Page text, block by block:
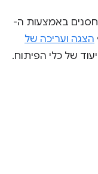
באמצעות ה-
הצגה ועריכה של
של כלי הפיתוח.